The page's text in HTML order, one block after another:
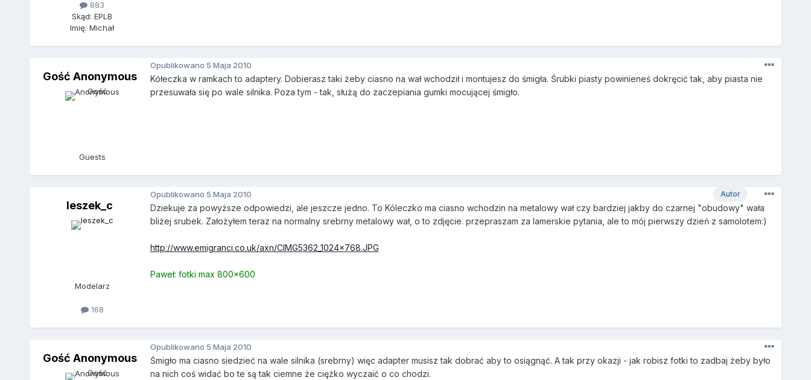
883
Skąd: EPLB
Imię: Michał
Gość Anonymous
Guests
Opublikowano 5 Maja 2010
Kółeczka w ramkach to adaptery. Dobierasz taki żeby ciasno na wał wchodził i montujesz do śmigła. Śrubki piasty powinieneś dokręcić tak, aby piasta nie
przesuwała się po wale silnika. Poza tym - tak, służą do zaczepiania gumki mocującej śmigło.
leszek_c
Modelarz
168
Autor
Opublikowano 5 Maja 2010
Dziekuje za powyższe odpowiedzi, ale jeszcze jedno. To Kóleczko ma ciasno wchodzin na metalowy wał czy bardziej jakby do czarnej "obudowy" wała
bliżej srubek. Założyłem teraz na normalny srebrny metalowy wał, o to zdjęcie. przepraszam za lamerskie pytania, ale to mój pierwszy dzień z samolotem:)
http://www.emigranci.co.uk/axn/CIMG5362_1024x768.JPG
Paweł: fotki max 800x600
Gość Anonymous
Opublikowano 5 Maja 2010
Śmigło ma ciasno siedzieć na wale silnika (srebrny) więc adapter musisz tak dobrać aby to osiągnąć. A tak przy okazji - jak robisz fotki to zadbaj żeby było
na nich coś widać bo te są tak ciemne że ciężko wyczaić o co chodzi.